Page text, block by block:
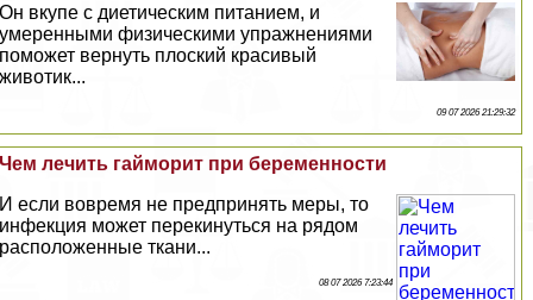
Он вкупе с диетическим питанием, и
умеренными физическими упражнениями
поможет вернуть плоский красивый
животик...
09 07 2026 21:29:32
Чем лечить гайморит при беременности
И если вовремя не предпринять меры, то
инфекция может перекинуться на рядом
расположенные ткани...
08 07 2026 7:23:44